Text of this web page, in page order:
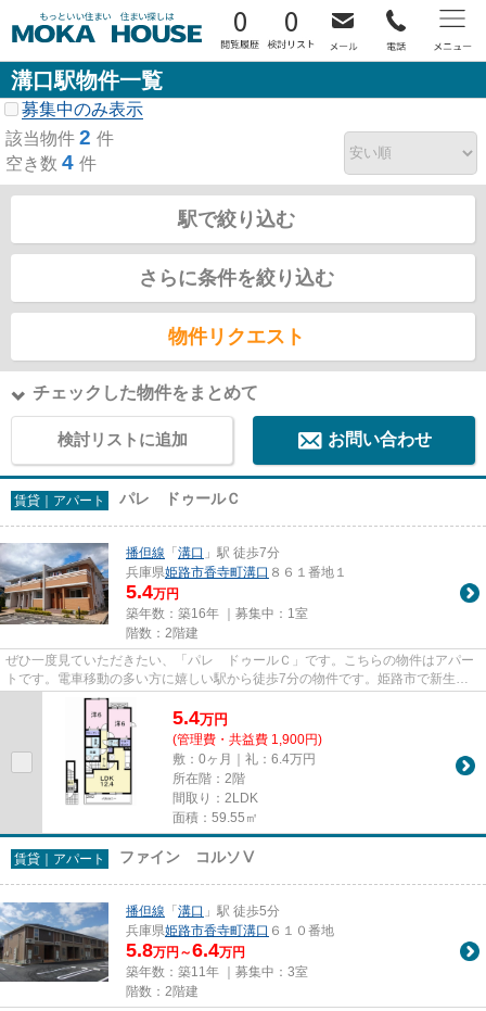
0 0
溝口駅物件一覧
募集中のみ表示
該当物件 2 件
空き数 4 件
駅で絞り込む
さらに条件を絞り込む
物件リクエスト
チェックした物件をまとめて
検討リストに追加 お問い合わせ
賃貸｜アパート パレ ドゥールＣ
播但線 「溝口 」駅 徒歩7分
兵庫県姫路市香寺町溝口 ８６１番地１
5.4万円
築年数：築16年 ｜募集中： 1室
階数：2階建
ぜひ一度見ていただきたい、「パレ ドゥールＣ」です。こちらの物件はアパー
トです。電車移動の多い方に嬉しい駅から徒歩7分の物件です。姫路市で新生活
を始めませんか？賃貸物件をお...
5.4万円
(管理費・共益費 1,900円)
敷：0ヶ月｜礼：6.4万円
所在階：2階
間取り：2LDK
面積：59.55㎡
賃貸｜アパート ファイン コルソⅤ
播但線 「溝口 」駅 徒歩5分
兵庫県姫路市香寺町溝口 ６１０番地
5.8万円～6.4万円
築年数：築11年 ｜募集中： 3室
階数：2階建